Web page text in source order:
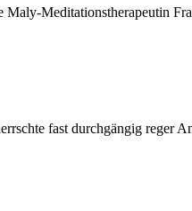
Maly-Meditationstherapeutin
fast durchgängig reger